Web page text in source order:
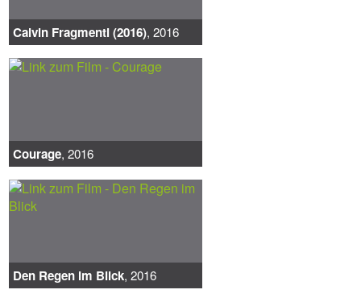
Calvin Fragmenti (2016), 2016
Courage, 2016
Den Regen im Blick, 2016